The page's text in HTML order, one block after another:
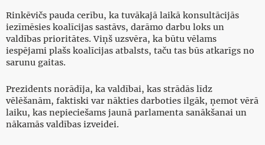
Rinkēvičs pauda cerību, ka tuvākajā laikā konsultācijās
iezīmēsies koalīcijas sastāvs, darāmo darbu loks un
valdības prioritātes. Viņš uzsvēra, ka būtu vēlams
iespējami plašs koalīcijas atbalsts, taču tas būs atkarīgs no
sarunu gaitas.
Prezidents norādīja, ka valdībai, kas strādās līdz
vēlēšanām, faktiski var nākties darboties ilgāk, ņemot vērā
laiku, kas nepieciešams jaunā parlamenta sanākšanai un
nākamās valdības izveidei.